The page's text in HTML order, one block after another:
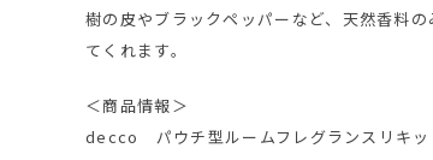
樹の皮やブラックペッパーなど、天然香料
てくれます。
＜商品情報＞
decco パウチ型ルームフレグランスリキ